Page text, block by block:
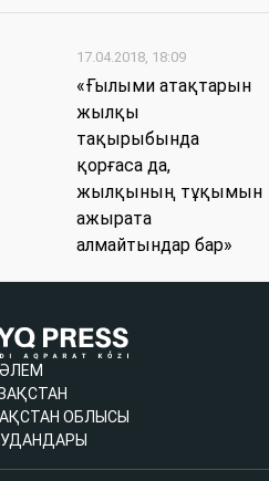
17.04.2018, 18:09
«Ғылыми атақтарын
жылқы
тақырыбында
қорғаса да,
жылқының тұқымын
ажырата
алмайтындар бар»
ӘЛЕМ
ОБЛЫСЫ